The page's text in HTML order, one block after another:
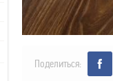
Поделиться: